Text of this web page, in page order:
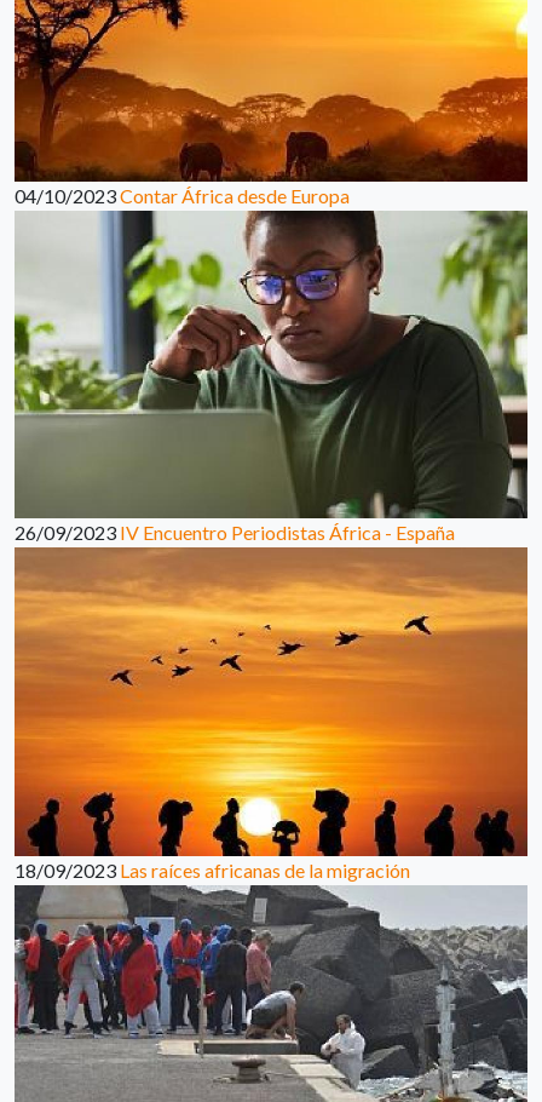
04/10/2023Contar África desde Europa
26/09/2023 IV Encuentro Periodistas África - España
18/09/2023 Las raíces africanas de la migración